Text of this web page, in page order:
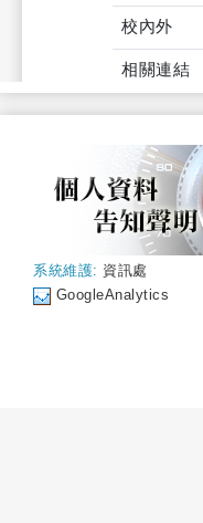
校內外
相關連結
系統維護: 資訊處
GoogleAnalytics